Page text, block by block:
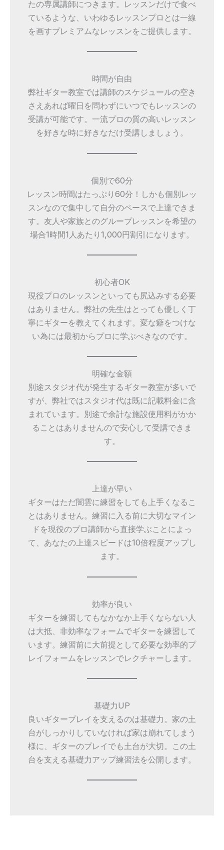
たの専属講師につきます。レッスンだけで食べ
ているような、いわゆるレッスンプロとは一線
を画すプレミアムなレッスンをご提供します。
時間が自由
弊社ギター教室では講師のスケジュールの空き
さえあれば曜日を問わずにいつでもレッスンの
受講が可能です。一流プロの質の高いレッスン
を好きな時に好きなだけ受講しましょう。
個別で60分
レッスン時間はたっぷり60分！しかも個別レッ
スンなので集中して自分のペースで上達できま
す。友人や家族とのグループレッスンを希望の
場合1時間1人あたり1,000円割引になります。
初心者OK
現役プロのレッスンといっても尻込みする必要
はありません。弊社の先生はとっても優しく丁
寧にギターを教えてくれます。変な癖をつけな
い為には最初からプロに学ぶべきなのです。
明確な金額
別途スタジオ代が発生するギター教室が多いで
すが、弊社ではスタジオ代は既に記載料金に含
まれています。別途で余計な施設使用料がかか
ることはありませんので安心して受講できま
す。
上達が早い
ギターはただ闇雲に練習をしても上手くなるこ
とはありません。練習に入る前に大切なマイン
ドを現役のプロ講師から直接学ぶことによっ
て、あなたの上達スピードは10倍程度アップし
ます。
効率が良い
ギターを練習してもなかなか上手くならない人
は大抵、非効率なフォームでギターを練習して
います。練習前に大前提として必要な効率的プ
レイフォームをレッスンでレクチャーします。
基礎力UP
良いギタープレイを支えるのは基礎力。家の土
台がしっかりしていなければ家は崩れてしまう
様に、ギターのプレイでも土台が大切。この土
台を支える基礎力アップ練習法を公開します。